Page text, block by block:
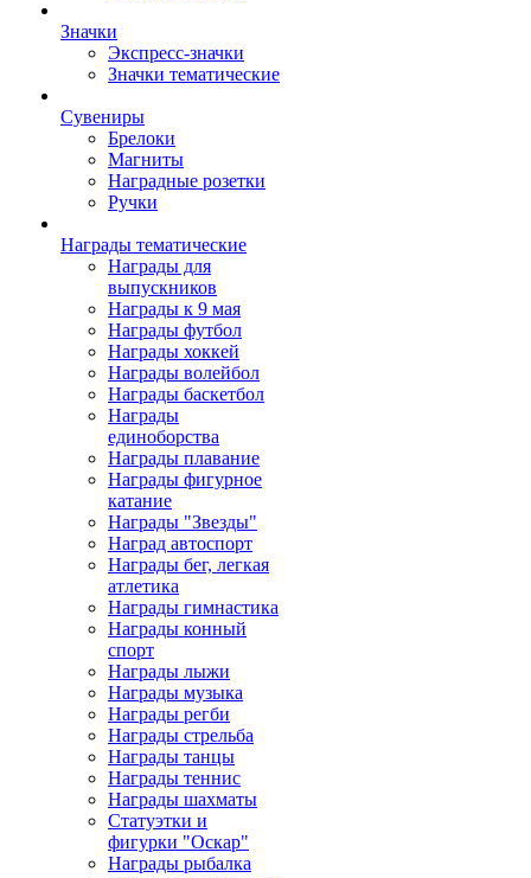
Значки
Экспресс-значки
Значки тематические
Сувениры
Брелоки
Магниты
Наградные розетки
Ручки
Награды тематические
Награды для
выпускников
Награды к 9 мая
Награды футбол
Награды хоккей
Награды волейбол
Награды баскетбол
Награды
единоборства
Награды плавание
Награды фигурное
катание
Награды "Звезды"
Наград автоспорт
Награды бег, легкая
атлетика
Награды гимнастика
Награды конный
спорт
Награды лыжи
Награды музыка
Награды регби
Награды стрельба
Награды танцы
Награды теннис
Награды шахматы
Статуэтки и
фигурки "Оскар"
Награды рыбалка